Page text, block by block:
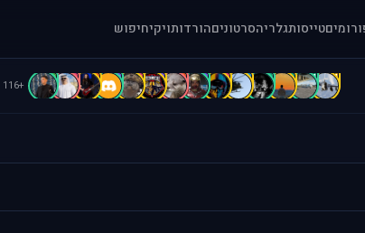
טייסותגלריהסרטוניםהורדותויקיחיפוש
[
[
A
A
A
A
A
A
b
B
B
b
c
C
+116